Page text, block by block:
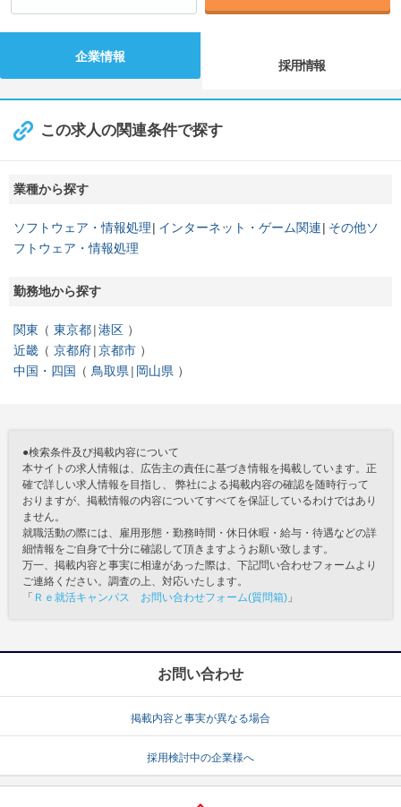
企業情報
採用情報
この求人の関連条件で探す
業種から探す
ソフトウェア・情報処理 インターネット・ゲーム関連
その他ソ
フトウェア・情報処理
勤務地から探す
関東 東京都 港区
近畿
京都府 京都市
中国・四国
鳥取県 岡山県
●検索条件及び掲載内容について
本サイトの求人情報は、広告主の責任に基づき情報を掲載しています。正
確で詳しい求人情報を目指し、 弊社による掲載内容の確認を随時行って
おりますが、掲載情報の内容についてすべてを保証しているわけではあり
ません。
就職活動の際には、雇用形態・勤務時間・休日休暇・給与・待遇などの詳
細情報をご自身で十分に確認して頂きますようお願い致します。
万一、掲載内容と事実に相違があった際は、下記問い合わせフォームより
ご連絡ください。調査の上、対応いたします。
「 Ｒｅ就活キャンパス お問い合わせフォーム(質問箱) 」
お問い合わせ
掲載内容と事実が異なる場合
採用検討中の企業様へ